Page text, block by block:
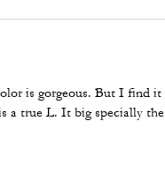
is gorgeous. But I find it
a true L. It big specially the